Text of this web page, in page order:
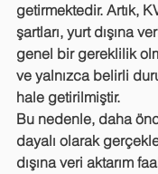
getirmektedir. Artık,
şartları, yurt dışına
genel bir gereklilik
ve yalnızca belirli
hale getirilmiştir.
Bu nedenle, daha
dayalı olarak
dışına veri aktarım